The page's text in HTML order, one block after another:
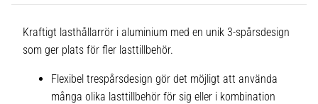
Kraftigt lasthållarrör i aluminium med en unik 3-spårsdesign
som ger plats för fler lasttillbehör.
Flexibel trespårsdesign gör det möjligt att använda
många olika lasttillbehör för sig eller i kombination